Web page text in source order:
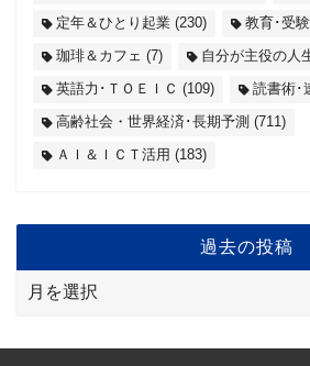
定年＆ひとり起業 (230) 教育･受験
珈琲＆カフェ (7) 自分が主役の人
英語力･ＴＯＥＩＣ (109) 読書術･
高齢社会・世界経済･長期予測 (711)
ＡＩ＆ＩＣＴ活用 (183)
過去の投稿